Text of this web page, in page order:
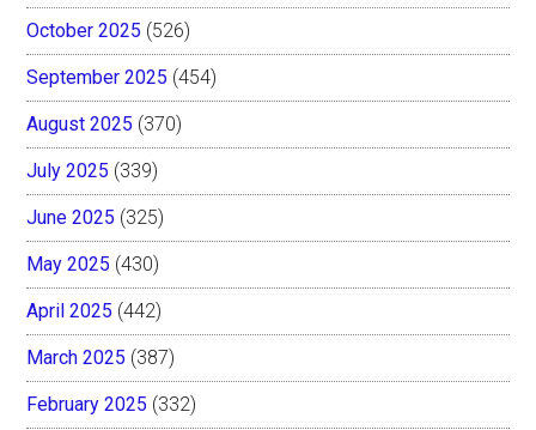
October 2025 (526)
September 2025 (454)
August 2025 (370)
July 2025 (339)
June 2025 (325)
May 2025 (430)
April 2025 (442)
March 2025 (387)
February 2025 (332)